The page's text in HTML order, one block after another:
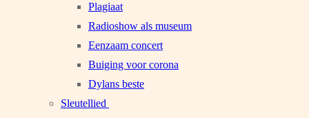
Plagiaat
Radioshow als museum
Eenzaam concert
Buiging voor corona
Dylans beste
Sleutellied